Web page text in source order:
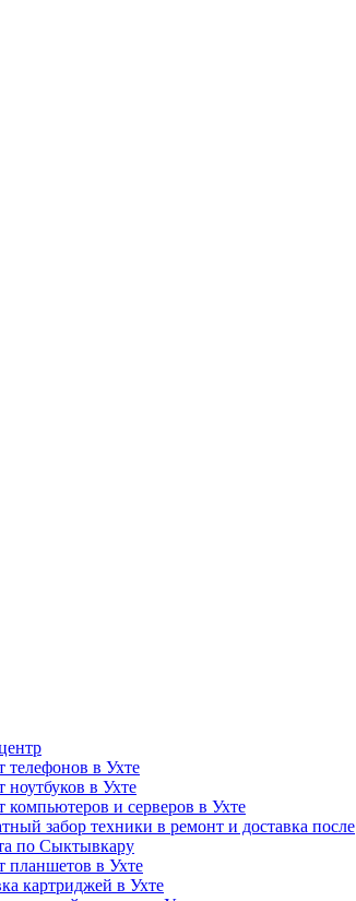
телефонов в Ухте
ноутбуков в Ухте
компьютеров и серверов в Ухте
забор техники в ремонт и доставка после
по Сыктывкару
планшетов в Ухте
картриджей в Ухте